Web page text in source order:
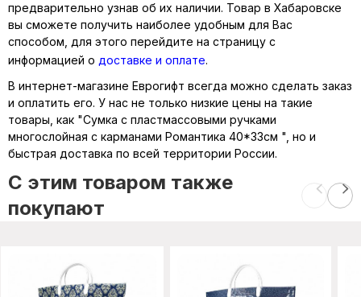
предварительно узнав об их наличии. Товар в Хабаровске
вы сможете получить наиболее удобным для Вас
способом, для этого перейдите на страницу с
информацией о доставке и оплате.
В интернет-магазине Еврогифт всегда можно сделать заказ
и оплатить его. У нас не только низкие цены на такие
товары, как "Сумка с пластмассовыми ручками
многослойная с карманами Романтика 40*33см ", но и
быстрая доставка по всей территории России.
C этим товаром также
покупают